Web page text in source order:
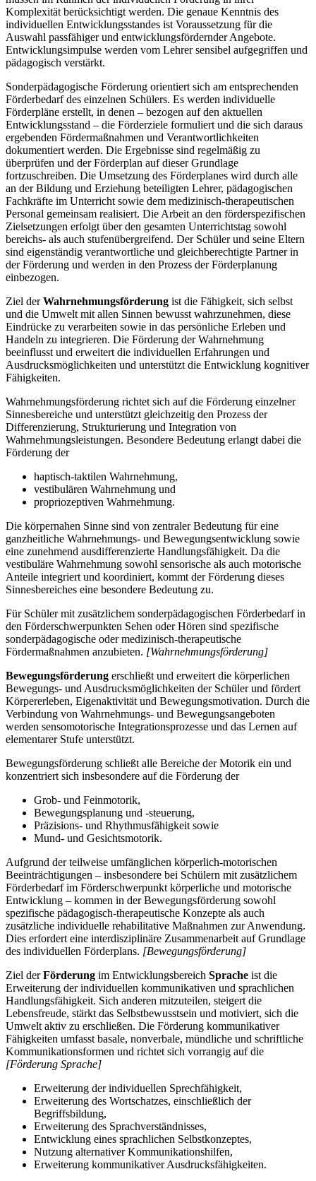
Komplexität berücksichtigt werden. Die genaue Kenntnis des
individuellen Entwicklungsstandes ist Voraussetzung für die
Auswahl passfähiger und entwicklungsfördernder Angebote.
Entwicklungsimpulse werden vom Lehrer sensibel aufgegriffen und
pädagogisch verstärkt.
Sonderpädagogische Förderung orientiert sich am entsprechenden
Förderbedarf des einzelnen Schülers. Es werden individuelle
Förderpläne erstellt, in denen – bezogen auf den aktuellen
Entwicklungsstand – die Förderziele formuliert und die sich daraus
ergebenden Fördermaßnahmen und Verantwortlichkeiten
dokumentiert werden. Die Ergebnisse sind regelmäßig zu
überprüfen und der Förderplan auf dieser Grundlage
fortzuschreiben. Die Umsetzung des Förderplanes wird durch alle
an der Bildung und Erziehung beteiligten Lehrer, pädagogischen
Fachkräfte im Unterricht sowie dem medizinisch-therapeutischen
Personal gemeinsam realisiert. Die Arbeit an den förderspezifischen
Zielsetzungen erfolgt über den gesamten Unterrichtstag sowohl
bereichs- als auch stufenübergreifend. Der Schüler und seine Eltern
sind eigenständig verantwortliche und gleichberechtigte Partner in
der Förderung und werden in den Prozess der Förderplanung
einbezogen.
Ziel derWahrnehmungsförderung ist die Fähigkeit, sich selbst
und die Umwelt mit allen Sinnen bewusst wahrzunehmen, diese
Eindrücke zu verarbeiten sowie in das persönliche Erleben und
Handeln zu integrieren. Die Förderung der Wahrnehmung
beeinflusst und erweitert die individuellen Erfahrungen und
Ausdrucksmöglichkeiten und unterstützt die Entwicklung kognitiver
Fähigkeiten.
Wahrnehmungsförderung richtet sich auf die Förderung einzelner
Sinnesbereiche und unterstützt gleichzeitig den Prozess der
Differenzierung, Strukturierung und Integration von
Wahrnehmungsleistungen. Besondere Bedeutung erlangt dabei die
Förderung der
haptisch-taktilen Wahrnehmung,
vestibulären Wahrnehmung und
propriozeptiven Wahrnehmung.
Die körpernahen Sinne sind von zentraler Bedeutung für eine
ganzheitliche Wahrnehmungs- und Bewegungsentwicklung sowie
eine zunehmend ausdifferenzierte Handlungsfähigkeit. Da die
vestibuläre Wahrnehmung sowohl sensorische als auch motorische
Anteile integriert und koordiniert, kommt der Förderung dieses
Sinnesbereiches eine besondere Bedeutung zu.
Für Schüler mit zusätzlichem sonderpädagogischen Förderbedarf in
den Förderschwerpunkten Sehen oder Hören sind spezifische
sonderpädagogische oder medizinisch-therapeutische
Fördermaßnahmen anzubieten. [Wahrnehmungsförderung]
Bewegungsförderung erschließt und erweitert die körperlichen
Bewegungs- und Ausdrucksmöglichkeiten der Schüler und fördert
Körpererleben, Eigenaktivität und Bewegungsmotivation. Durch die
Verbindung von Wahrnehmungs- und Bewegungsangeboten
werden sensomotorische Integrationsprozesse und das Lernen auf
elementarer Stufe unterstützt.
Bewegungsförderung schließt alle Bereiche der Motorik ein und
konzentriert sich insbesondere auf die Förderung der
Grob- und Feinmotorik,
Bewegungsplanung und -steuerung,
Präzisions- und Rhythmusfähigkeit sowie
Mund- und Gesichtsmotorik.
Aufgrund der teilweise umfänglichen körperlich-motorischen
Beeinträchtigungen – insbesondere bei Schülern mit zusätzlichem
Förderbedarf im Förderschwerpunkt körperliche und motorische
Entwicklung – kommen in der Bewegungsförderung sowohl
spezifische pädagogisch-therapeutische Konzepte als auch
zusätzliche individuelle rehabilitative Maßnahmen zur Anwendung.
Dies erfordert eine interdisziplinäre Zusammenarbeit auf Grundlage
des individuellen Förderplans. [Bewegungsförderung]
Ziel derFörderung im Entwicklungsbereich Sprache ist die
Erweiterung der individuellen kommunikativen und sprachlichen
Handlungsfähigkeit. Sich anderen mitzuteilen, steigert die
Lebensfreude, stärkt das Selbstbewusstsein und motiviert, sich die
Umwelt aktiv zu erschließen. Die Förderung kommunikativer
Fähigkeiten umfasst basale, nonverbale, mündliche und schriftliche
Kommunikationsformen und richtet sich vorrangig auf die
[Förderung Sprache]
Erweiterung der individuellen Sprechfähigkeit,
Erweiterung des Wortschatzes, einschließlich der
Begriffsbildung,
Erweiterung des Sprachverständnisses,
Entwicklung eines sprachlichen Selbstkonzeptes,
Nutzung alternativer Kommunikationshilfen,
Erweiterung kommunikativer Ausdrucksfähigkeiten.